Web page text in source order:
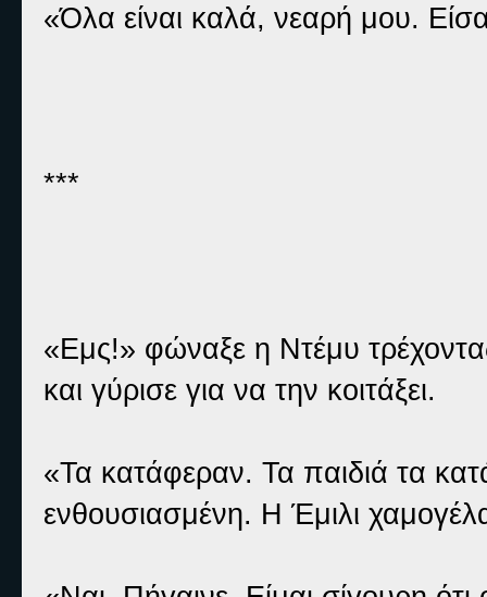
«Όλα είναι καλά, νεαρή μου.
***
«Εμς!» φώναξε η Ντέμυ
και γύρισε για να την κοιτάξει.
«Τα κατάφεραν. Τα παιδιά τα
ενθουσιασμένη. Η Έμιλι